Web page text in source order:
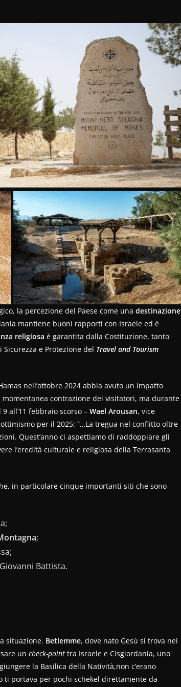
la percezione del Paese come una destinazione
mantiene buoni rapporti con Israele ed è
religiosa è garantita dalla Costituzione, tanto
Sicurezza e Protezione del Travel and Tourism
nell’ottobre 2024 abbia avuto un impatto
contrazione dei visitatori, ma durante
all’11 febbraio scorso – Wael Arousan, vice
per il 2025: “…La tregua nel conflitto oltre
Quest’anno ci aspettiamo di raddoppiare gli
l’eredità culturale e religiosa della Terrasanta
in particolare cinque importanti siti che sono
;
Battista.
situazione. Betlemme, dove nato Gesù si trova nei
un check-point tra Israele e Cisgiordania, uno
la Basilica della Natività,non c’erano
portava per pochi schekel direttamente da